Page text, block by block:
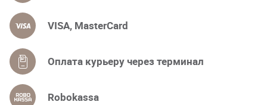
VISA, MasterCard
Оплата курьеру через терминал
Robokassa